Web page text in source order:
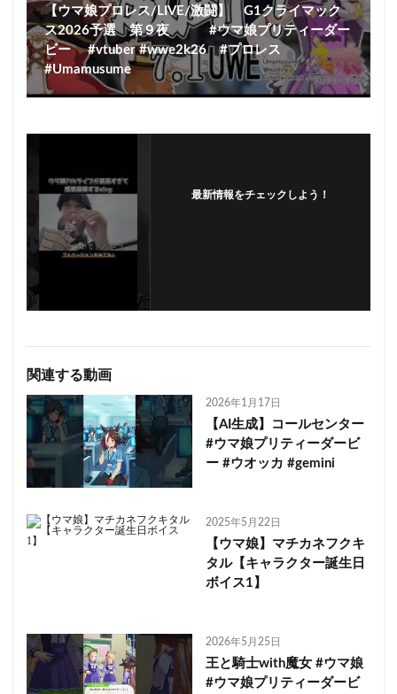
【ウマ娘プロレス/LIVE/激闘】 G1クライマック
ス2026予選 第９夜 #ウマ娘プリティーダー
ビー #vtuber #wwe2k26 #プロレス
#Umamusume
最新情報をチェックしよう！
関連する動画
2026年1月17日
【AI生成】コールセンター
#ウマ娘プリティーダービ
ー #ウオッカ #gemini
2025年5月22日
【ウマ娘】マチカネフクキ
タル【キャラクター誕生日
ボイス1】
2026年5月25日
王と騎士with魔女 #ウマ娘
#ウマ娘プリティーダービ